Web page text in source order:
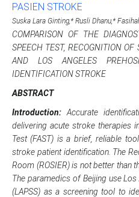
PASIEN STROKE
Suska Lara Ginting,* Rusli Dhanu,*
COMPARISON OF THE
SPEECH TEST, RECOGNITION OF
AND LOS ANGELES
IDENTIFICATION STROKE
ABSTRACT
Introduction: Accurate
delivering acute stroke therapies
Test (FAST) is a brief, reliable
stroke patient identification. The
Room (ROSIER) is not better than
The paramedics of Beijing use
(LAPSS) as a screening tool to